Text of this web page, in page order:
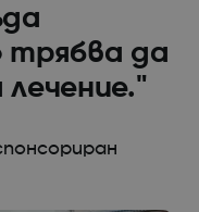
трябва да